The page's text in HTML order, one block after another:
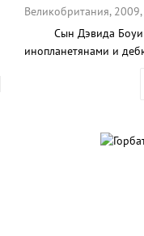
Великобритания,
Сын Дэвида Боуи
инопланетянами и